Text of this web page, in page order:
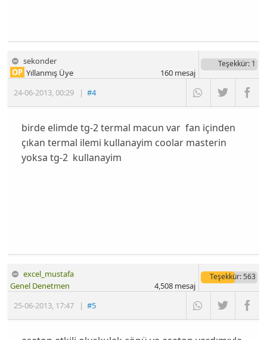
sekonder
24-06-2013,00:29 |#4
OP Yıllanmış Üye
Teşekkür: 1
160mesaj
birde elimde tg-2 termal macun var fan içinden
çıkan termal ilemi kullanayim coolar masterin
yoksa tg-2 kullanayim
excel_mustafa
25-06-2013, 17:47 |#5
Genel Denetmen
Teşekkür: 563
4,508mesaj